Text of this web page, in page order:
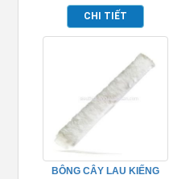
CHI TIẾT
BÔNG CÂY LAU KIẾNG